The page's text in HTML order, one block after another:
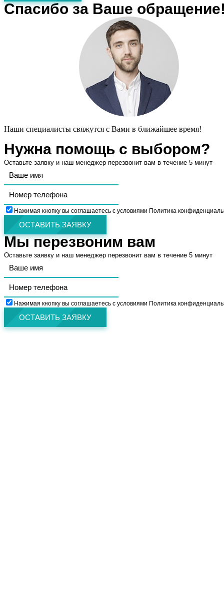
Спасибо за Ваше
Наши специалисты свяжутся с Вами в ближайшее время!
Нужна помощь с выбором?
Оставьте заявку и наш менеджер перезвонит вам в течение 5 минут
Нажимая кнопку вы соглашаетесь с условиями Политика
ОСТАВИТЬ ЗАЯВКУ
Мы перезвоним вам
Оставьте заявку и наш менеджер перезвонит вам в течение 5 минут
Нажимая кнопку вы соглашаетесь с условиями Политика
ОСТАВИТЬ ЗАЯВКУ